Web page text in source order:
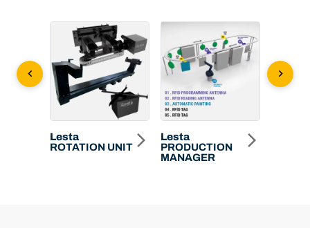
chevron_left chevron_right
Lesta
ROTATION UNIT arrow_forward_ios
Lesta
PRODUCTION
MANAGER
arrow_forward_ios